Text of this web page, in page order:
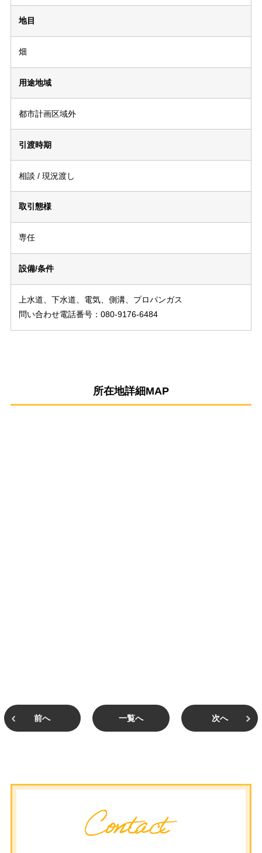
地目
畑
用途地域
都市計画区域外
引渡時期
相談 / 現況渡し
取引態様
専任
設備/条件
上水道、下水道、電気、側溝、プロパンガス
問い合わせ電話番号：080-9176-6484
所在地詳細MAP
前へ 一覧へ 次へ